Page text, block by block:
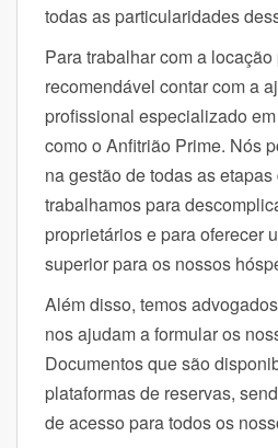
todas as particularidades
Para trabalhar com a
recomendável contar com a
profissional especializado
como o Anfitrião Prime. Nós
na gestão de todas as
trabalhamos para
proprietários e para oferecer
superior para os nossos
Além disso, temos
nos ajudam a formular os
Documentos que são
plataformas de reservas,
de acesso para todos os